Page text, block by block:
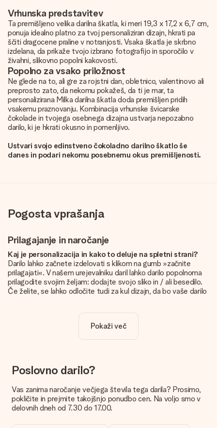
Vrhunska predstavitev
Ta premišljeno velika darilna škatla, ki meri 19,3 x 17,2 x 6,7 cm,
ponuja idealno platno za tvoj personaliziran dizajn, hkrati pa
ščiti dragocene praline v notranjosti. Vsaka škatla je skrbno
izdelana, da prikaže tvojo izbrano fotografijo in sporočilo v
živahni, slikovno popolni kakovosti.
Popolno za vsako priložnost
Ne glede na to, ali gre za rojstni dan, obletnico, valentinovo ali
preprosto zato, da nekomu pokažeš, da ti je mar, ta
personalizirana Milka darilna škatla doda premišljen pridih
vsakemu praznovanju. Kombinacija vrhunske švicarske
čokolade in tvojega osebnega dizajna ustvarja nepozabno
darilo, ki je hkrati okusno in pomenljivo.
Ustvari svojo edinstveno čokoladno darilno škatlo še
danes in podari nekomu posebnemu okus premišljenosti.
Pogosta vprašanja
Prilagajanje in naročanje
Kaj je personalizacija in kako to deluje na spletni strani?
Darilo lahko začnete izdelovati s klikom na gumb »začnite
prilagajati«. V našem urejevalniku daril lahko darilo popolnoma
prilagodite svojim željam: dodajte svojo sliko in / ali besedilo.
Če želite, se lahko odločite tudi za kul dizajn, da bo vaše darilo
Je personalizacija vključena v ceno?
Cena, prikazana na spletnem mestu, vključuje personalizacijo
vašega darila. Lepo in jasno!
Želimo poskrbeti, da boste z darilom popolnoma zadovoljni.
Zato je pomembno, da uporabljamo visokokakovostne
našo službo za pomoč strankam in priložite fotografijo skupaj
z darilom, ki ga želite naročiti. Nato lahko za vas preverijo
kakovost!
Pokaži več
Poslovno darilo?
Vas zanima naročanje večjega števila tega darila? Prosimo,
pokličite in prejmite takojšnjo ponudbo cen. Na voljo smo v
delovnih dneh od 7.30 do 17.00.